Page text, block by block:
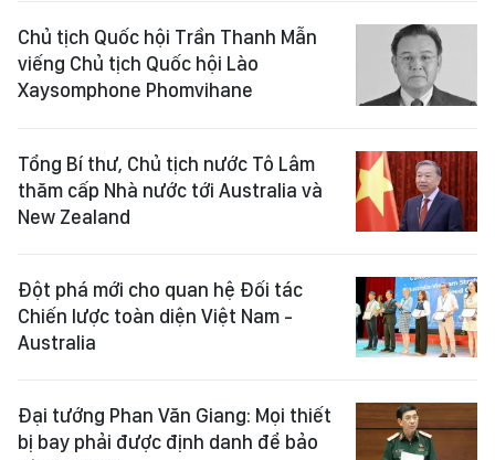
Chủ tịch Quốc hội Trần Thanh Mẫn
viếng Chủ tịch Quốc hội Lào
Xaysomphone Phomvihane
Tổng Bí thư, Chủ tịch nước Tô Lâm
thăm cấp Nhà nước tới Australia và
New Zealand
Đột phá mới cho quan hệ Đối tác
Chiến lược toàn diện Việt Nam -
Australia
Đại tướng Phan Văn Giang: Mọi thiết
bị bay phải được định danh để bảo